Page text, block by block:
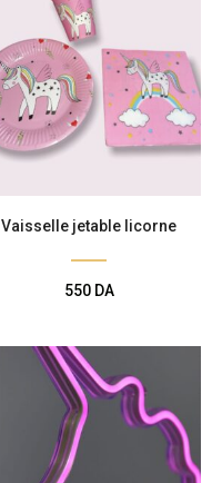
Vaisselle jetable licorne
550 DA